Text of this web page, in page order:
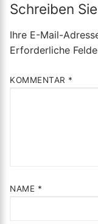
Schreiben
Ihre E-Mail-
Erforderliche
KOMMENTAR *
NAME *